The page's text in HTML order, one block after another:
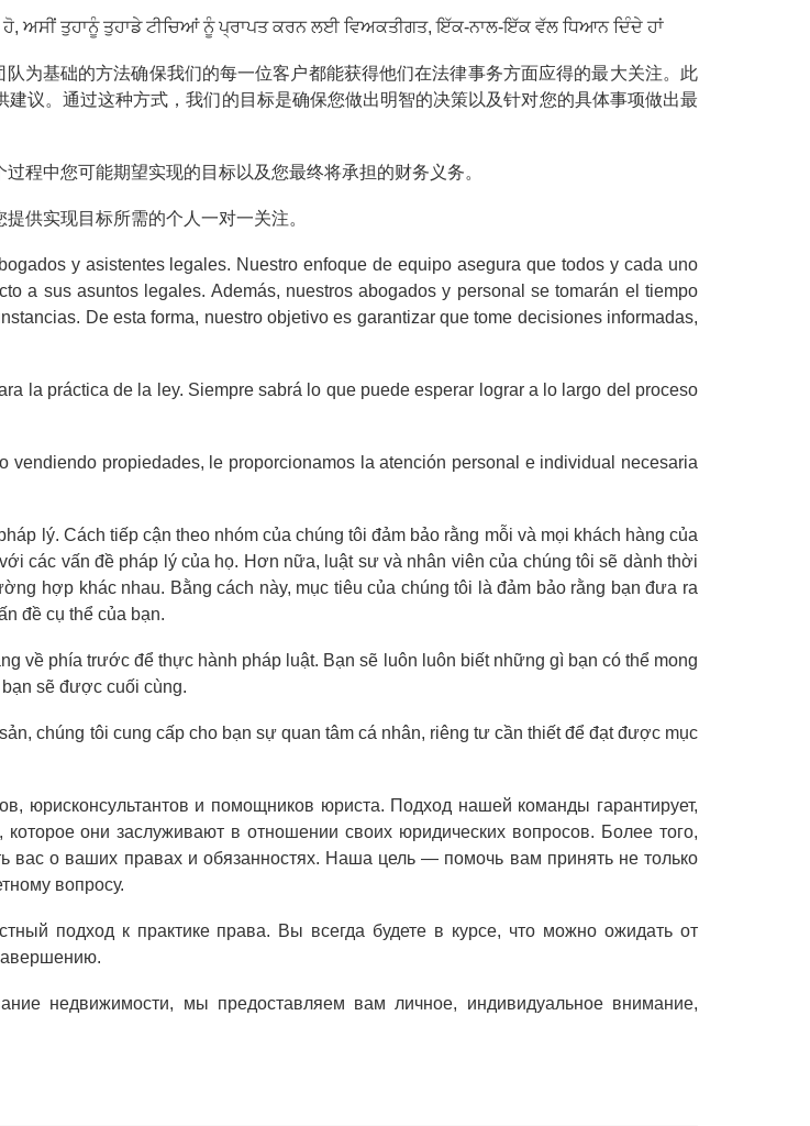
ਅਸੀਂ ਤੁਹਾਨੂੰ ਤੁਹਾਡੇ ਟੀਚਿਆਂ ਨੂੰ ਪ੍ਰਾਪਤ ਕਰਨ ਲਈ ਵਿਅਕਤੀਗਤ, ਇੱਕ-ਨਾਲ-ਇੱਕ ਵੱਲ ਧਿਆਨ ਦਿੰਦੇ ਹਾਂ
为基础的方法确保我们的每一位客户都能获得他们在法律事务方面应得的最大关注。此
议。通过这种方式，我们的目标是确保您做出明智的决策以及针对您的具体事项做出最
程中您可能期望实现的目标以及您最终将承担的财务义务。
供实现目标所需的个人一对一关注。
y asistentes legales. Nuestro enfoque de equipo asegura que todos y cada uno
a sus asuntos legales. Además, nuestros abogados y personal se tomarán el tiempo
De esta forma, nuestro objetivo es garantizar que tome decisiones informadas,
la práctica de la ley. Siempre sabrá lo que puede esperar lograr a lo largo del proceso
propiedades, le proporcionamos la atención personal e individual necesaria
lý. Cách tiếp cận theo nhóm của chúng tôi đảm bảo rằng mỗi và mọi khách hàng của
các vấn đề pháp lý của họ. Hơn nữa, luật sư và nhân viên của chúng tôi sẽ dành thời
hợp khác nhau. Bằng cách này, mục tiêu của chúng tôi là đảm bảo rằng bạn đưa ra
đề cụ thể của bạn.
về phía trước để thực hành pháp luật. Bạn sẽ luôn luôn biết những gì bạn có thể mong
sẽ được cuối cùng.
chúng tôi cung cấp cho bạn sự quan tâm cá nhân, riêng tư cần thiết để đạt được mục
юрисконсультантов и помощников юриста. Подход нашей команды гарантирует,
они заслуживают в отношении своих юридических вопросов. Более того,
вас о ваших правах и обязанностях. Наша цель — помочь вам принять не только
вопросу.
подход к практике права. Вы всегда будете в курсе, что можно ожидать от
недвижимости, мы предоставляем вам личное, индивидуальное внимание,